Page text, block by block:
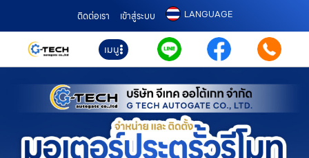
ติดต่อเรา เข้าสู่ระบบ LANGUAGE
เมนู